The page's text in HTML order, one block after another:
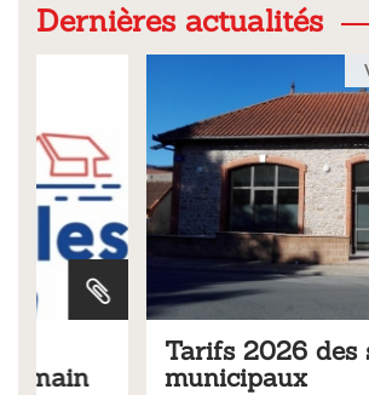
Dernières actualités
Tarifs 2026 des services
municipaux